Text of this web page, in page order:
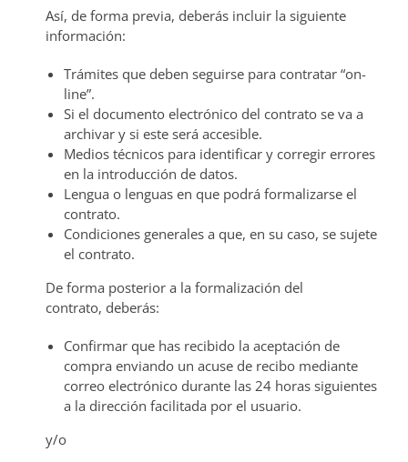
Así, de forma previa, deberás incluir la siguiente
información:
Trámites que deben seguirse para contratar “on-
line”.
Si el documento electrónico del contrato se va a
archivar y si este será accesible.
Medios técnicos para identificar y corregir errores
en la introducción de datos.
Lengua o lenguas en que podrá formalizarse el
contrato.
Condiciones generales a que, en su caso, se sujete
el contrato.
De forma posterior a la formalización del
contrato, deberás:
Confirmar que has recibido la aceptación de
compra enviando un acuse de recibo mediante
correo electrónico durante las 24 horas siguientes
a la dirección facilitada por el usuario.
y/o